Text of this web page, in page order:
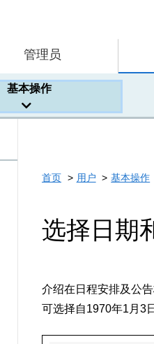
管理员
基本操作
首页 用户 基本操作
选择日期
介绍在日程安排及公
可选择自1970年1月3